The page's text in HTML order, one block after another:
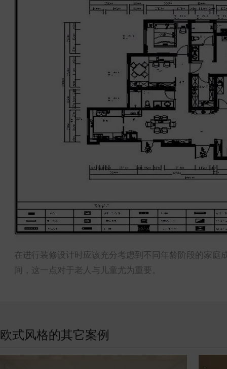
在进行装修设计时应该充分考虑到不同年龄阶段的家
间，这一点对于老人与儿童尤为重要。
欧式风格的其它案例